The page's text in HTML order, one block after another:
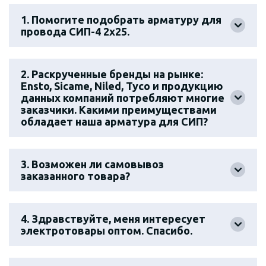
1. Помогите подобрать арматуру для
провода СИП-4 2х25.
2. Раскрученные бренды на рынке:
Ensto, Sicame, Niled, Tyco и продукцию
данных компаний потребляют многие
заказчики. Какими преимуществами
обладает наша арматура для СИП?
3. Возможен ли самовывоз
заказанного товара?
4. Здравствуйте, меня интересует
электротовары оптом. Спасибо.